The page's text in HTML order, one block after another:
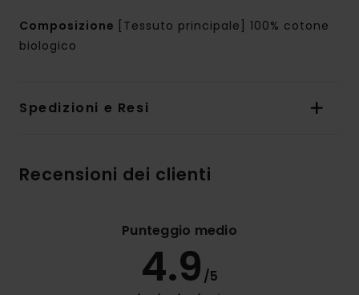
Composizione
[Tessuto principale] 100% cotone
biologico
Spedizioni e Resi
Recensioni dei clienti
Punteggio medio
4.9 /5